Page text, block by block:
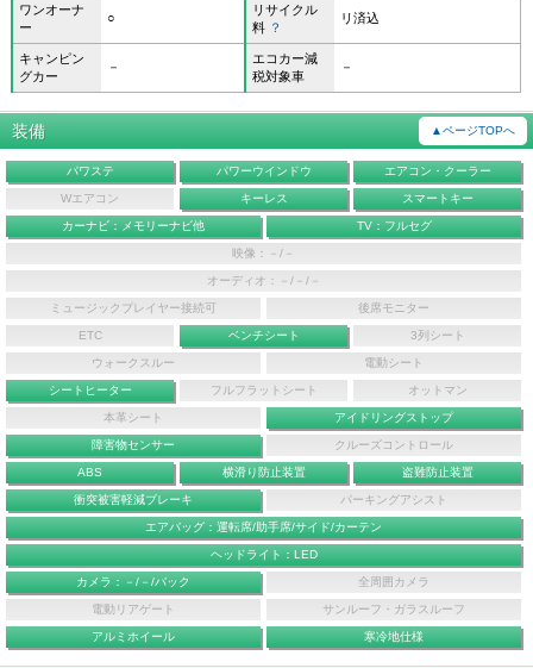
ワンオーナ
ー
○
リサイクル
料 ？
リ済込
キャンピン
グカー
－
エコカー減
税対象車
－
装備 ▲ページTOPへ
パワステ パワーウインドウ エアコン・クーラー
Wエアコン キーレス スマートキー
カーナビ：メモリーナビ他 TV：フルセグ
映像：－/－
オーディオ：－/－/－
ミュージックプレイヤー接続可 後席モニター
ETC ベンチシート 3列シート
ウォークスルー 電動シート
シートヒーター フルフラットシート オットマン
本革シート アイドリングストップ
障害物センサー クルーズコントロール
ABS 横滑り防止装置 盗難防止装置
衝突被害軽減ブレーキ パーキングアシスト
エアバッグ：運転席/助手席/サイド/カーテン
ヘッドライト：LED
カメラ：－/－/バック 全周囲カメラ
電動リアゲート サンルーフ・ガラスルーフ
アルミホイール 寒冷地仕様